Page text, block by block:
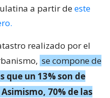
a partir deeste
realizado por el
se compone de
que un 13% son de
70% de las